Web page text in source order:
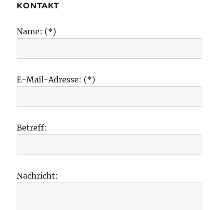
KONTAKT
Name: (*)
E-Mail-Adresse: (*)
Betreff:
Nachricht: